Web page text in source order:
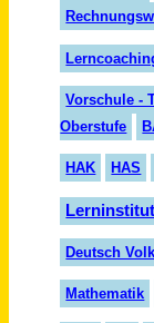
Vorschule -
Oberstufe
HAK HAS
Deutsch
Mathematik